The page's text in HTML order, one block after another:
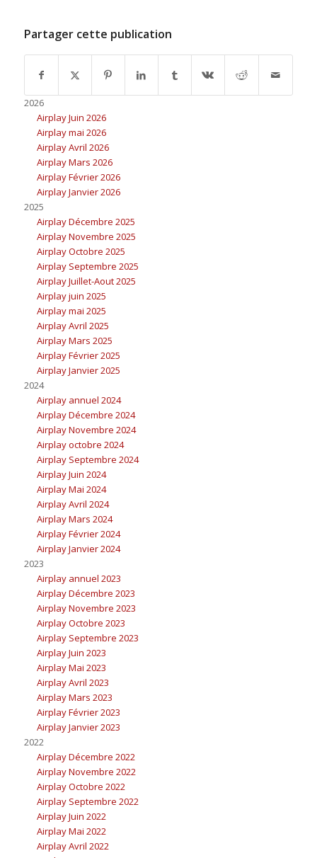
Partager cette publication
2026
Airplay Juin 2026
Airplay mai 2026
Airplay Avril 2026
Airplay Mars 2026
Airplay Février 2026
Airplay Janvier 2026
2025
Airplay Décembre 2025
Airplay Novembre 2025
Airplay Octobre 2025
Airplay Septembre 2025
Airplay Juillet-Aout 2025
Airplay juin 2025
Airplay mai 2025
Airplay Avril 2025
Airplay Mars 2025
Airplay Février 2025
Airplay Janvier 2025
2024
Airplay annuel 2024
Airplay Décembre 2024
Airplay Novembre 2024
Airplay octobre 2024
Airplay Septembre 2024
Airplay Juin 2024
Airplay Mai 2024
Airplay Avril 2024
Airplay Mars 2024
Airplay Février 2024
Airplay Janvier 2024
2023
Airplay annuel 2023
Airplay Décembre 2023
Airplay Novembre 2023
Airplay Octobre 2023
Airplay Septembre 2023
Airplay Juin 2023
Airplay Mai 2023
Airplay Avril 2023
Airplay Mars 2023
Airplay Février 2023
Airplay Janvier 2023
2022
Airplay Décembre 2022
Airplay Novembre 2022
Airplay Octobre 2022
Airplay Septembre 2022
Airplay Juin 2022
Airplay Mai 2022
Airplay Avril 2022